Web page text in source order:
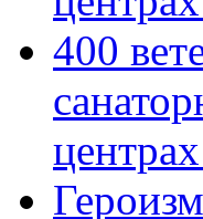
400